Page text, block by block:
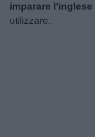
imparare l’inglese
utilizzare.